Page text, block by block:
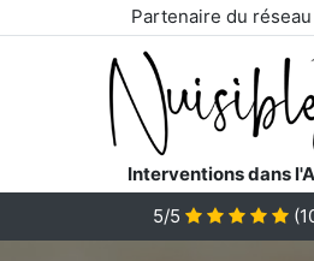
Partenaire du réseau
Interventions dans
5/5 (